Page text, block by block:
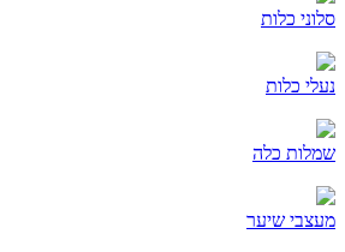
סלוני כלות
נעלי כלות
שמלות כלה
מעצבי שיער